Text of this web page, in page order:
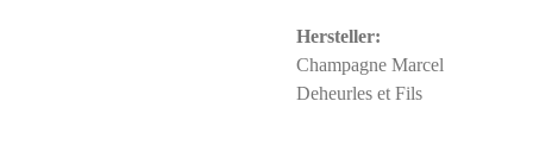
Hersteller:
Champagne Marcel
Deheurles et Fils